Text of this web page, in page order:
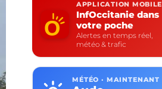
APPLICATION MOBILE
InfOccitanie dans
votre poche
Alertes en temps réel,
météo & trafic
MÉTÉO · MAINTENANT